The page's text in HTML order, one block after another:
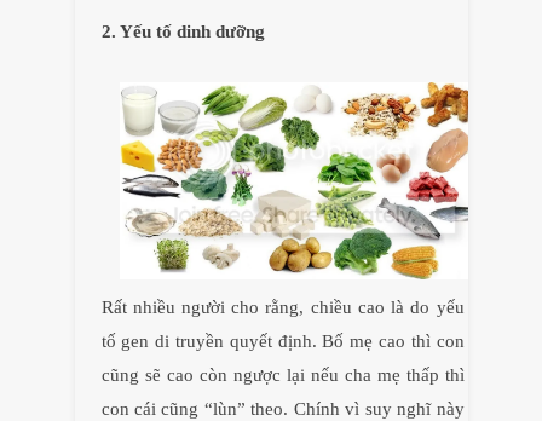
2. Yếu tố dinh dưỡng
Rất nhiều người cho rằng, chiều cao là do yếu
tố gen di truyền quyết định. Bố mẹ cao thì con
cũng sẽ cao còn ngược lại nếu cha mẹ thấp thì
con cái cũng “lùn” theo. Chính vì suy nghĩ này